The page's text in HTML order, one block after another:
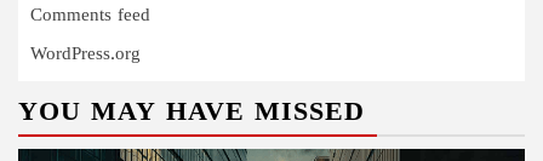
Comments feed
WordPress.org
YOU MAY HAVE MISSED